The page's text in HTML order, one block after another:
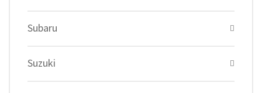
Subaru
Suzuki